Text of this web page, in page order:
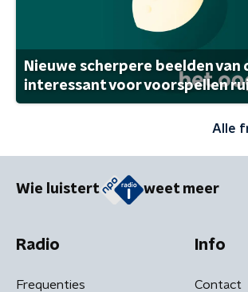
Nieuwe scherpere beelden van
interessant voor voorspellen
Alle
Wie luistert weet meer
Radio
Frequenties
Info
Contact